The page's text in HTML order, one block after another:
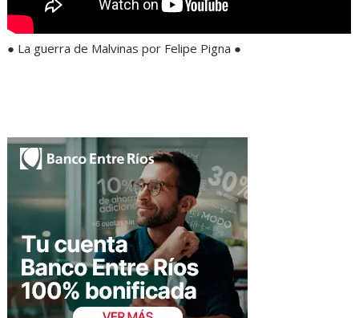
● La guerra de Malvinas por Felipe Pigna ●